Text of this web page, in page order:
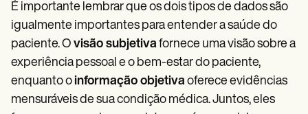
É importante lembrar que os dois tipos de dados são
igualmente importantes para entender a saúde do
paciente. O visão subjetivafornece uma visão sobre a
experiência pessoal e o bem-estar do paciente,
enquanto o informação objetivaoferece evidências
mensuráveis de sua condição médica. Juntos, eles